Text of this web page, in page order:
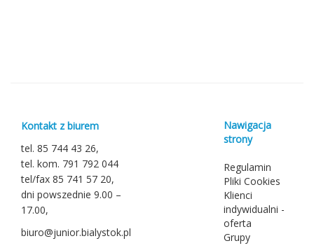
Kontakt z biurem
tel. 85 744 43 26,
tel. kom. 791 792 044
tel/fax 85 741 57 20,
dni powszednie 9.00 –
17.00,
biuro@junior.bialystok.pl
Nawigacja
strony
Regulamin
Pliki Cookies
Klienci
indywidualni -
oferta
Grupy